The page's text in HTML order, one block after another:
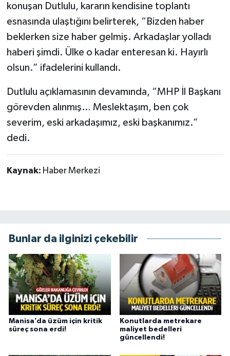
konuşan Dutlulu, kararın kendisine toplantı
esnasında ulaştığını belirterek, “Bizden haber
beklerken size haber gelmiş. Arkadaşlar yolladı
haberi şimdi. Ülke o kadar enteresan ki. Hayırlı
olsun.” ifadelerini kullandı.
Dutlulu açıklamasının devamında, “MHP İl Başkanı
görevden alınmış… Meslektaşım, ben çok
severim, eski arkadaşımız, eski başkanımız.”
dedi.
Kaynak: Haber Merkezi
Bunlar da ilginizi çekebilir
Manisa’da üzüm için kritik
süreç sona erdi!
Konutlarda metrekare
maliyet bedelleri
güncellendi!